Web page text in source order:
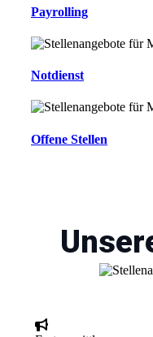
Payrolling
Notdienst
Offene Stellen